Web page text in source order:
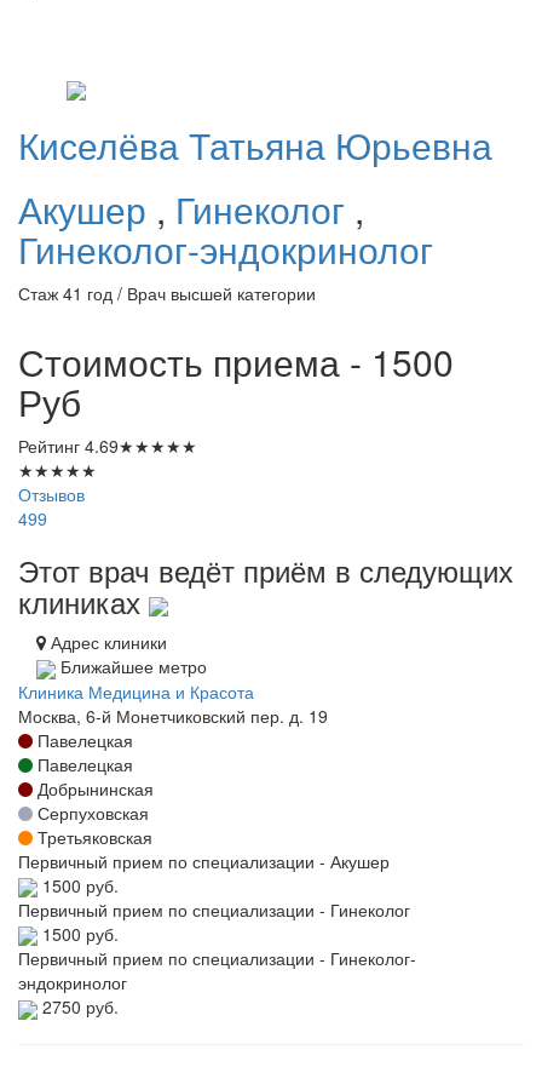
КиселёваТатьяна Юрьевна
Акушер , Гинеколог ,
Гинеколог-эндокринолог
Стаж 41 год / Врач высшей категории
Стоимость приема - 1500
Руб
Рейтинг 4.69★★★★★
★★★★★
Отзывов
499
Этот врач ведёт приём в следующих
клиниках
Адрес клиники
Ближайшее метро
Клиника Медицина и Красота
Москва, 6-й Монетчиковский пер. д. 19
Павелецкая
Павелецкая
Добрынинская
Серпуховская
Третьяковская
Первичный прием по специализации - Акушер
1500 руб.
Первичный прием по специализации - Гинеколог
1500 руб.
Первичный прием по специализации - Гинеколог-
эндокринолог
2750 руб.